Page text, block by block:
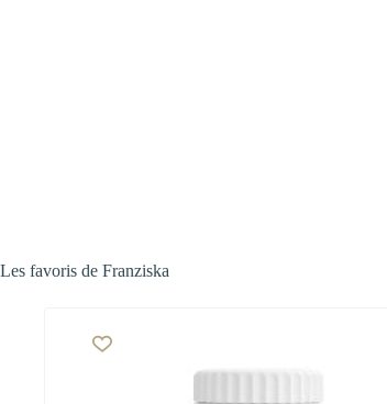
Les favoris de Franziska